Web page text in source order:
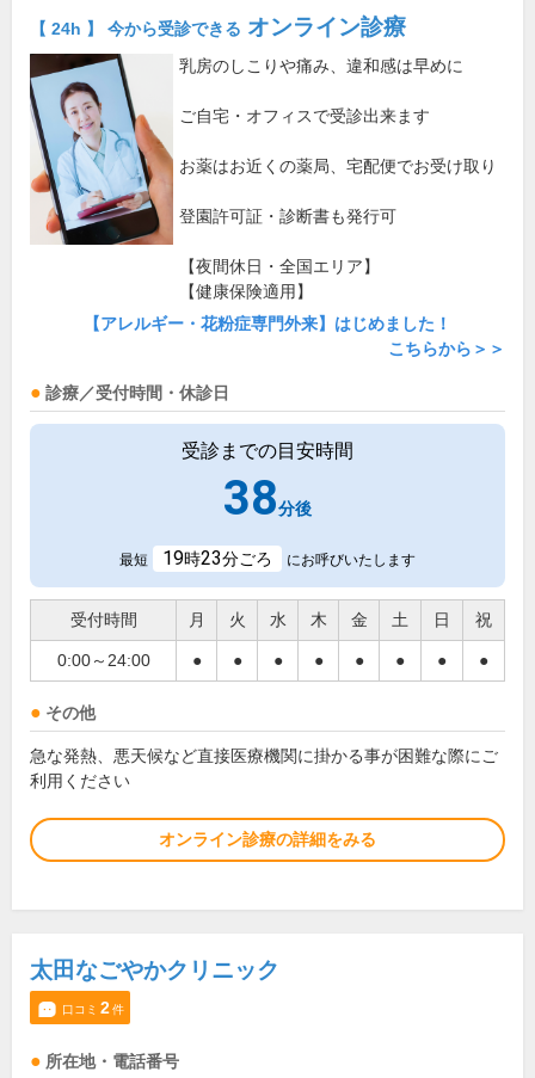
【 24h 】 今から受診できる オンライン診療
乳房のしこりや痛み、違和感は早めに
ご自宅・オフィスで受診出来ます
お薬はお近くの薬局、宅配便でお受け取り
登園許可証・診断書も発行可
【夜間休日・全国エリア】
【健康保険適用】
【アレルギー・花粉症専門外来】はじめました！
こちらから＞＞
診療／受付時間・休診日
受診までの目安時間
38分後
最短 19時23分ごろ にお呼びいたします
受付時間 月 火 水 木 金 土 日 祝
0:00～24:00 ● ● ● ● ● ● ● ●
その他
急な発熱、悪天候など直接医療機関に掛かる事が困難な際にご
利用ください
オンライン診療の詳細をみる
太田なごやかクリニック
口コミ 2件
所在地・電話番号